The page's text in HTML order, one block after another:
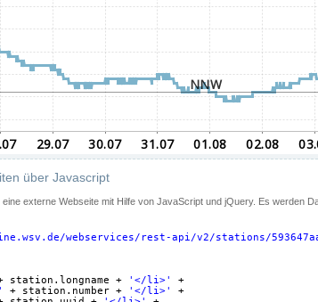
über Javascript
externe Webseite mit Hilfe von JavaScript und jQuery. Es werden
webservices/rest-api/v2/stations/
station.longname + '</li>'
+
+ station.number + '</li>'
+